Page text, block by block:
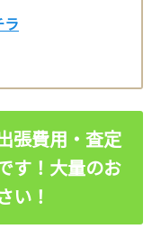
ラ
張費用・査定
す！ 大量のお
い！